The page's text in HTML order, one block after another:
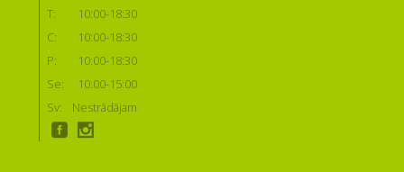
T:
10:00-18:30
C:
10:00-18:30
P:
10:00-18:30
Se:
10:00-15:00
Sv:
Nestrādājam